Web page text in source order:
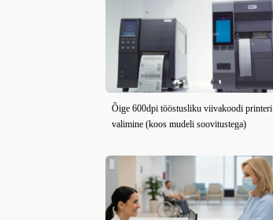
Õige 600dpi tööstusliku viivakoodi printeri
valimine (koos mudeli soovitustega)